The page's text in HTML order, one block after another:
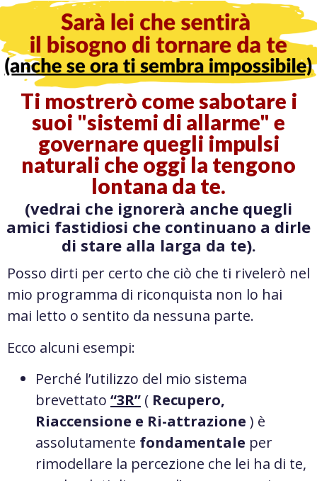
Ti mostrerò come sabotare i
suoi "sistemi di allarme" e
governare quegli impulsi
naturali che oggi la tengono
lontana da te.
(vedrai che ignorerà anche quegli
amici fastidiosi che continuano a dirle
di stare alla larga da te).
Posso dirti per certo che ciò che ti rivelerò nel
mio programma di riconquista non lo hai
mai letto o sentito da nessuna parte.
Ecco alcuni esempi:
Perché l’utilizzo del mio sistema
brevettato “3R” ( Recupero,
Riaccensione e Ri-attrazione ) è
assolutamente fondamentale per
rimodellare la percezione che lei ha di te,